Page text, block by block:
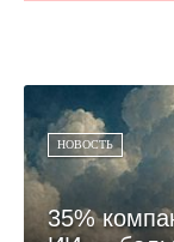
НОВОСТЬ
35%